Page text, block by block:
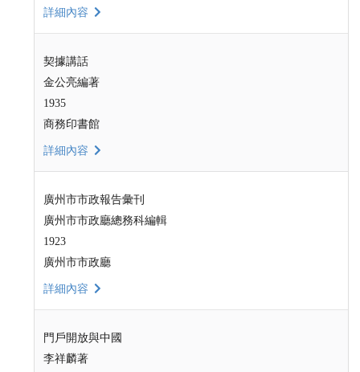
詳細內容
契據講話
金公亮編著
1935
商務印書館
詳細內容
廣州市市政報告彙刊
廣州市市政廳總務科編輯
1923
廣州市市政廳
詳細內容
門戶開放與中國
李祥麟著